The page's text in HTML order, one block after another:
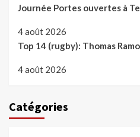
Journée Portes ouvertes à
4 août 2026
Top 14 (rugby): Thomas
4 août 2026
Catégories